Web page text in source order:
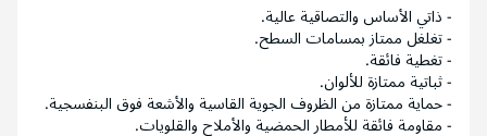
- ذاتي الأساس والتصاقية عالية.
- تغلغل ممتاز بمسامات السطح.
- تغطية فائقة.
- ثباتية ممتازة للألوان.
- حماية ممتازة من الظروف الجوية القاسية والأشعة فوق البنفسجية.
- مقاومة فائقة للأمطار الحمضية والأملاح والقلويات.